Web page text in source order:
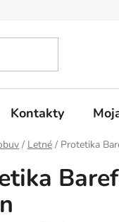
Kontakty
/ Letné / Protetika